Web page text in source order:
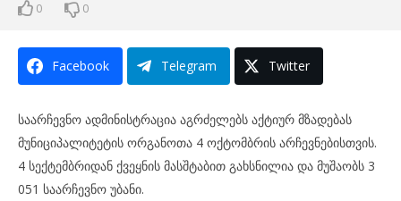
0 0
Facebook Telegram Twitter
საარჩევნო ადმინისტრაცია აგრძელებს აქტიურ მზადებას
მუნიციპალიტეტის ორგანოთა 4 ოქტომბრის არჩევნებისთვის.
4 სექტემბრიდან ქვეყნის მასშტაბით გახსნილია და მუშაობს 3
051 საარჩევნო უბანი.